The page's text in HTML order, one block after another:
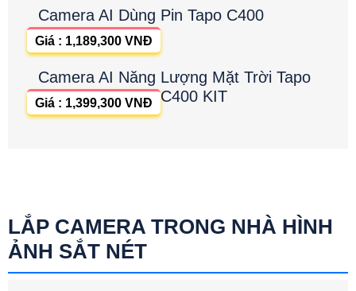
Camera AI Dùng Pin Tapo C400
Giá : 1,189,300 VNĐ
Camera AI Năng Lượng Mặt Trời Tapo
C400 KIT
Giá : 1,399,300 VNĐ
LẮP CAMERA TRONG NHÀ HÌNH
ẢNH SẮT NÉT